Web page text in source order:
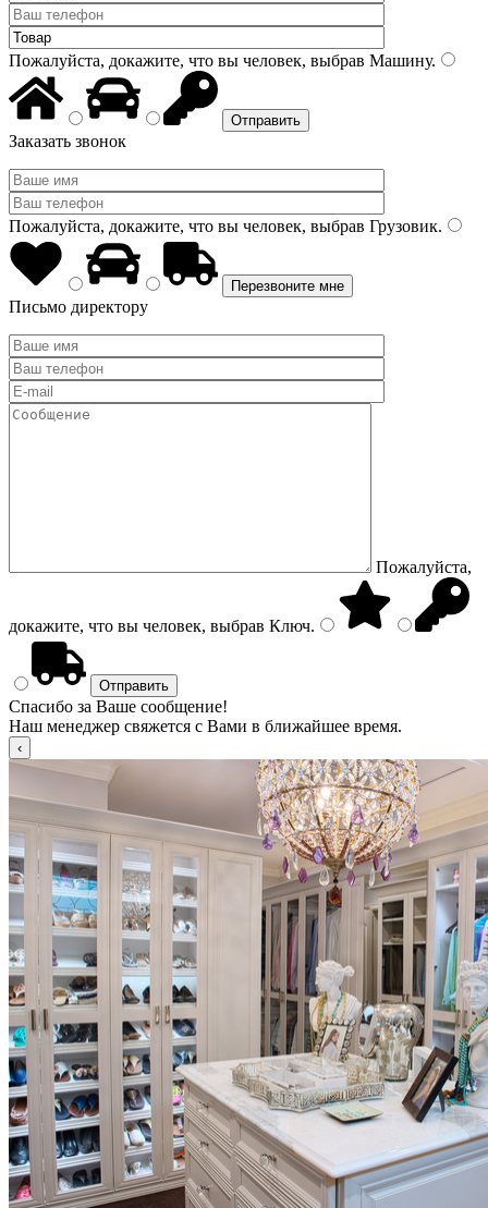
Пожалуйста, докажите, что вы человек, выбрав Машину.
Заказать звонок
Пожалуйста, докажите, что вы человек, выбрав Грузовик.
Письмо директору
Пожалуйста,
докажите, что вы человек, выбрав Ключ.
Спасибо за Ваше сообщение!
Наш менеджер свяжется с Вами в ближайшее время.